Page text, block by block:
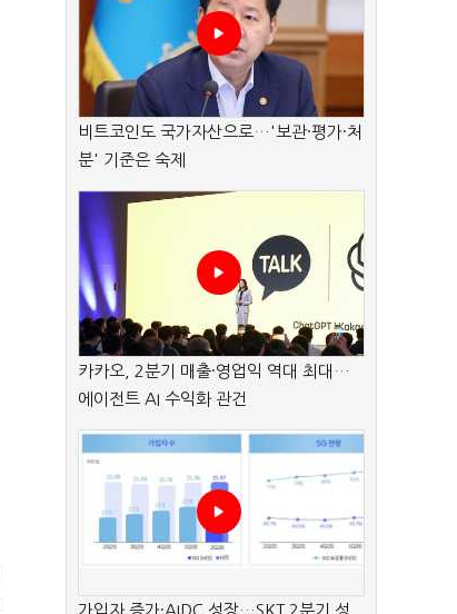
비트코인도 국가자산으로…'보관·평가·처
분' 기준은 숙제
카카오, 2분기 매출·영업익 역대 최대…
에이전트 AI 수익화 관건
가입자 증가·AIDC 성장…SKT 2분기 성